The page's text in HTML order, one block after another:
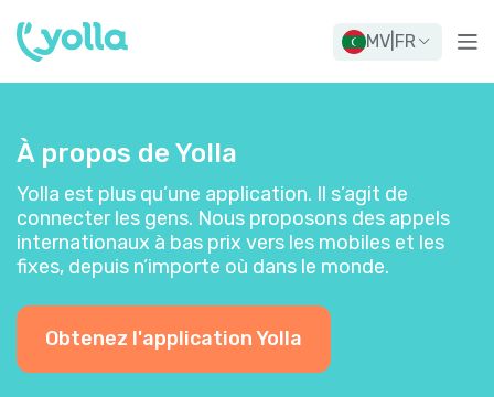
MV FR
À propos de Yolla
Yolla est plus qu’une application. Il s’agit de
connecter les gens. Nous proposons des appels
internationaux à bas prix vers les mobiles et les
fixes, depuis n’importe où dans le monde.
Obtenez l'application Yolla